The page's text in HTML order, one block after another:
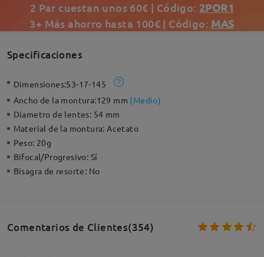
2 Par cuestan unos 60€ | Código: 2POR1
3+ Más ahorro hasta 100€ | Código: MAS
Specificaciones
Dimensiones:53-17-145
Ancho de la montura:129 mm (Medio)
Diametro de lentes: 54 mm
Material de la montura:Acetato
Peso: 20g
Bifocal/Progresivo: Sí
Bisagra de resorte: No
Comentarios de Clientes(354)